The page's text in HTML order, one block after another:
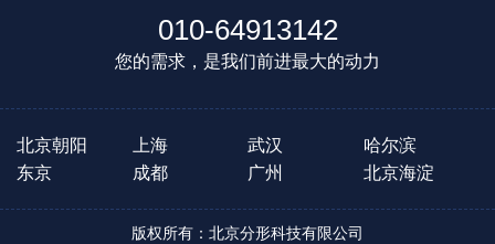
010-64913142
您的需求，是我们前进最大的动力
北京朝阳 上海 武汉
哈尔滨
东京
成都 广州 北京海淀
版权所有：北京分形科技有限公司